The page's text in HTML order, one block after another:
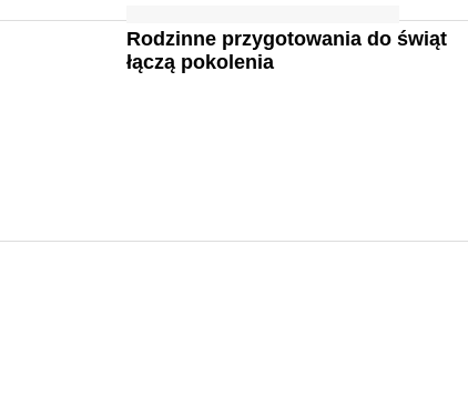
Rodzinne przygotowania do świąt
łączą pokolenia